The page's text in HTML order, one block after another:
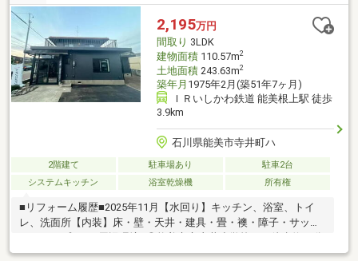
５０ｍ運営会社：株式会社住まいのＫＯＥＩイオンハウジングの
加盟店は全て独立自営です。担当：森崎 宗平 TEL：080-6235-
6021
2,195万円
間取り 3LDK
建物面積110.57m2
土地面積243.63m2
築年月 1975年2月(築51年7ヶ月)
ＩＲいしかわ鉄道 能美根上駅 徒歩
3.9km
石川県能美市寺井町ハ
2階建て 駐車場あり
駐車2台
システムキッチン
浴室乾燥機 所有権
■リフォーム履歴■2025年11月【水回り】キッチン、浴室、トイ
レ、洗面所【内装】床・壁・天井・建具・畳・襖・障子・サッ
◎能美市立寺井中学校まで徒歩約6分◎ウエルシア能美寺井店まで